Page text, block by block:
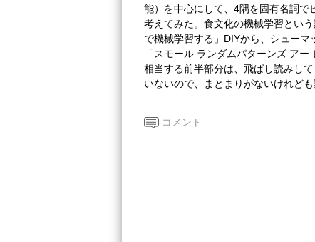
能）を中心にして、4隅を固有名詞で
考えてみた。食文化の機械学習とい
で機械学習する」DIYから、シューマ
「スモール ランダムパターンズ ア
相当する前半部分は、飛ばし読みし
いないので、まとまりがないけれど
コメント